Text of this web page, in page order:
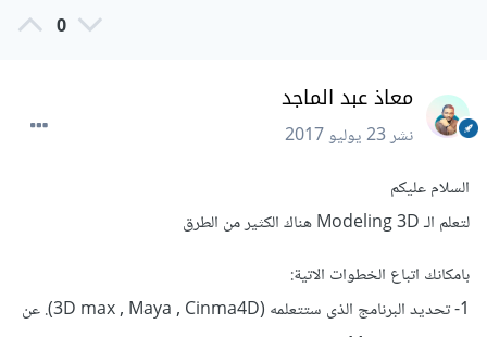
0
معاذ عبد الماجد
نشر23 يوليو 2017
السلام عليكم
لتعلم الـ Modeling 3D هناك الكثير من الطرق
بامكانك اتباع الخطوات الاتية:
1- تحديد البرنامج الذى ستتعلمه (3D max , Maya , Cinma4D). عن